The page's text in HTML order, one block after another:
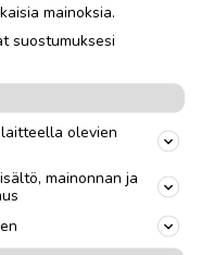
tai 165 leveät. 4-
ns "Donitsi"
mainoksia.
suostumuksesi
olevien
mainonnan ja